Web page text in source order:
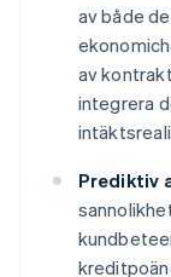
av både
av
integrera
Prediktiv